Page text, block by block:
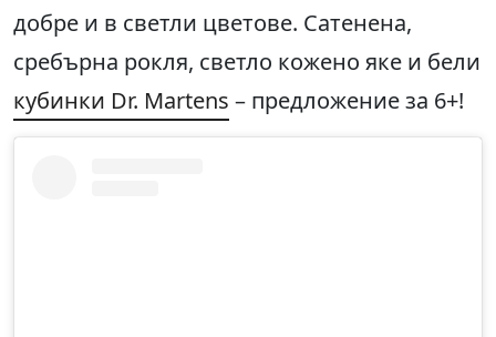
добре и в светли цветове. Сатенена,
сребърна рокля, светло кожено яке и бели
кубинки Dr. Martens – предложение за 6+!